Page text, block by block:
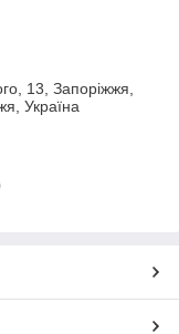
13, Запоріжжя,
Україна